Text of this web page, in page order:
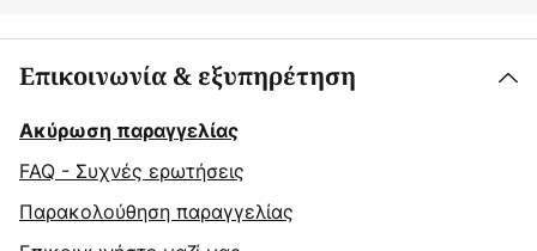
Επικοινωνία & εξυπηρέτηση
Ακύρωση παραγγελίας
FAQ - Συχνές ερωτήσεις
Παρακολούθηση παραγγελίας